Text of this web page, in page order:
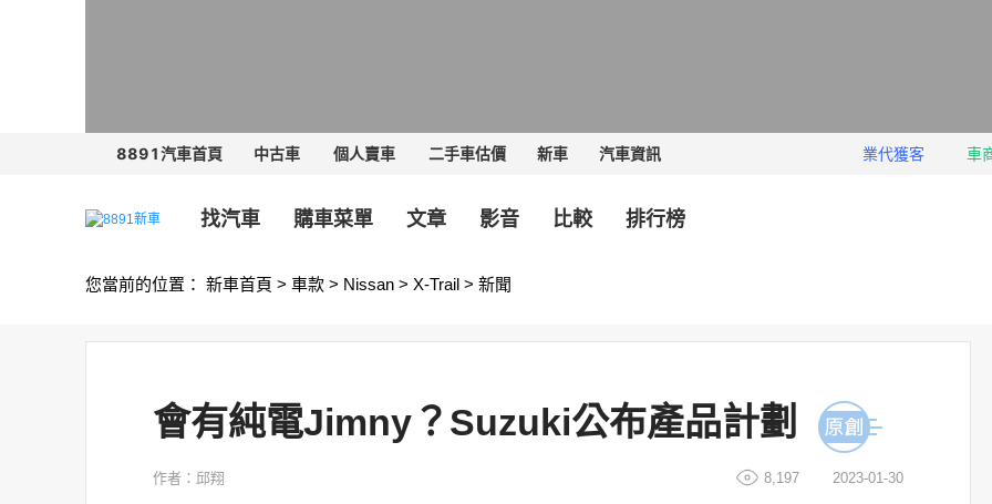
8891汽車首頁 中古車 個人賣車 二手車估價 新車 汽車資訊 業代獲客 車
找汽車 購車菜單 文章 影音 比較 排行榜
您當前的位置： 新車首頁 > 車款 > Nissan > X-Trail > 新聞
會有純電Jimny？Suzuki公布產品計劃
作者：邱翔 2023-01-30
8,197